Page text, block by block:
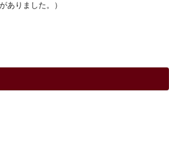
ありました。）